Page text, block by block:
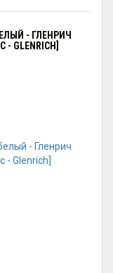
- ГЛЕНРИЧ
GLENRICH]